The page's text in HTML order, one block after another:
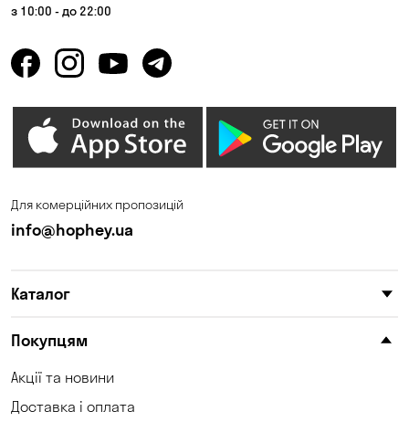
з 10:00 - до 22:00
Для комерційних пропозицій
info@hophey.ua
Каталог
Покупцям
Акції та новини
Доставка і оплата